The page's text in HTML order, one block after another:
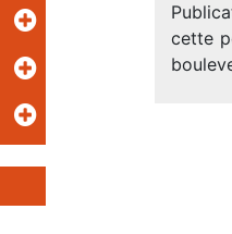
cette